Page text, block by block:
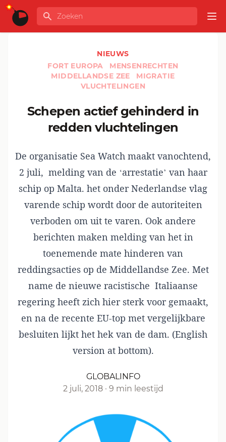
Ga naar de inhoud
GLOBALINFO
Zoeken
NIEUWS
FORT EUROPA
MENSENRECHTEN
MIDDELLANDSE ZEE
MIGRATIE
VLUCHTELINGEN
Schepen actief gehinderd in
redden vluchtelingen
De organisatie Sea Watch maakt vanochtend,
2 juli, melding van de ‘arrestatie’ van haar
schip op Malta. het onder Nederlandse vlag
varende schip wordt door de autoriteiten
verboden om uit te varen. Ook andere
berichten maken melding van het in
toenemende mate hinderen van
reddingsacties op de Middellandse Zee. Met
name de nieuwe racistische Italiaanse
regering heeft zich hier sterk voor gemaakt,
en na de recente EU-top met vergelijkbare
besluiten lijkt het hek van de dam. (English
version at bottom).
GLOBALINFO
2 juli, 2018 · 9 min leestijd